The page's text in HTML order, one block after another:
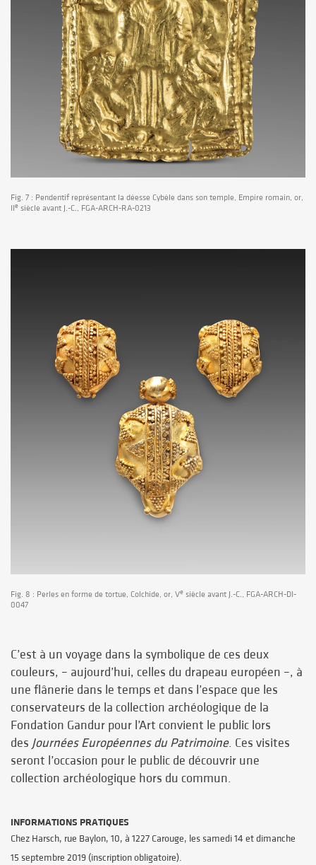
Fig. 7 : Pendentif représentant la déesse Cybèle dans son temple, Empire romain, or,
IIe siècle avant J.-C., FGA-ARCH-RA-0213
Fig. 8 : Perles en forme de tortue, Colchide, or, Ve siècle avant J.-C., FGA-ARCH-DI-
0047
C’est à un voyage dans la symbolique de ces deux
couleurs, – aujourd’hui, celles du drapeau européen –, à
une flânerie dans le temps et dans l’espace que les
conservateurs de la collection archéologique de la
Fondation Gandur pour l’Art convient le public lors
des Journées Européennes du Patrimoine. Ces visites
seront l’occasion pour le public de découvrir une
collection archéologique hors du commun.
INFORMATIONS PRATIQUES
Chez Harsch, rue Baylon, 10, à 1227 Carouge, les samedi 14 et dimanche
15 septembre 2019 (inscription obligatoire).